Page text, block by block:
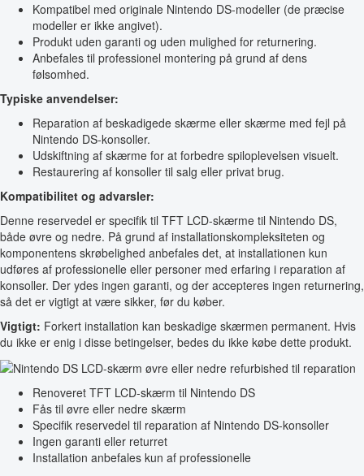
Kompatibel med originale Nintendo DS-modeller (de præcise
modeller er ikke angivet).
Produkt uden garanti og uden mulighed for returnering.
Anbefales til professionel montering på grund af dens
følsomhed.
Typiske anvendelser:
Reparation af beskadigede skærme eller skærme med fejl på
Nintendo DS-konsoller.
Udskiftning af skærme for at forbedre spiloplevelsen visuelt.
Restaurering af konsoller til salg eller privat brug.
Kompatibilitet og advarsler:
Denne reservedel er specifik til TFT LCD-skærme til Nintendo DS,
både øvre og nedre. På grund af installationskompleksiteten og
komponentens skrøbelighed anbefales det, at installationen kun
udføres af professionelle eller personer med erfaring i reparation af
konsoller. Der ydes ingen garanti, og der accepteres ingen returnering,
så det er vigtigt at være sikker, før du køber.
Vigtigt: Forkert installation kan beskadige skærmen permanent. Hvis
du ikke er enig i disse betingelser, bedes du ikke købe dette produkt.
Renoveret TFT LCD-skærm til Nintendo DS
Fås til øvre eller nedre skærm
Specifik reservedel til reparation af Nintendo DS-konsoller
Ingen garanti eller returret
Installation anbefales kun af professionelle